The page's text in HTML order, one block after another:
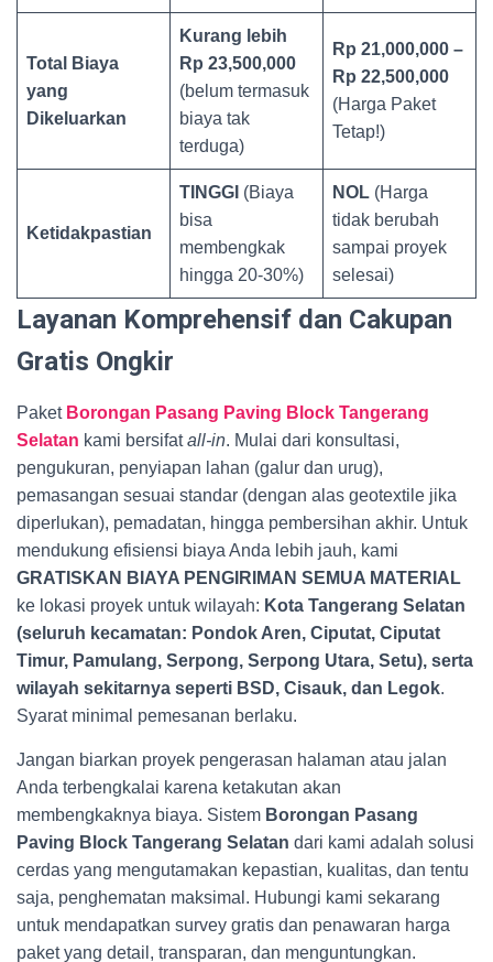
Total Biaya
yang
Dikeluarkan
Kurang lebih
Rp 23,500,000
(belum termasuk
biaya tak
terduga)
Rp 21,000,000 –
Rp 22,500,000
(Harga Paket
Tetap!)
Ketidakpastian
TINGGI (Biaya
bisa
membengkak
hingga 20-30%)
NOL (Harga
tidak berubah
sampai proyek
selesai)
Layanan Komprehensif dan Cakupan
Gratis Ongkir
Paket Borongan Pasang Paving Block Tangerang
Selatan kami bersifatall-in. Mulai dari konsultasi,
pengukuran, penyiapan lahan (galur dan urug),
pemasangan sesuai standar (dengan alas geotextile jika
diperlukan), pemadatan, hingga pembersihan akhir. Untuk
mendukung efisiensi biaya Anda lebih jauh, kami
GRATISKAN BIAYA PENGIRIMAN SEMUA MATERIAL
ke lokasi proyek untuk wilayah: Kota Tangerang Selatan
(seluruh kecamatan: Pondok Aren, Ciputat, Ciputat
Timur, Pamulang, Serpong, Serpong Utara, Setu), serta
wilayah sekitarnya seperti BSD, Cisauk, dan Legok.
Syarat minimal pemesanan berlaku.
Jangan biarkan proyek pengerasan halaman atau jalan
Anda terbengkalai karena ketakutan akan
membengkaknya biaya. Sistem Borongan Pasang
Paving Block Tangerang Selatan dari kami adalah solusi
cerdas yang mengutamakan kepastian, kualitas, dan tentu
saja, penghematan maksimal. Hubungi kami sekarang
untuk mendapatkan survey gratis dan penawaran harga
paket yang detail, transparan, dan menguntungkan.